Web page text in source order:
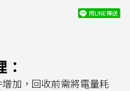
用LINE傳送
加，回收前需將電量耗